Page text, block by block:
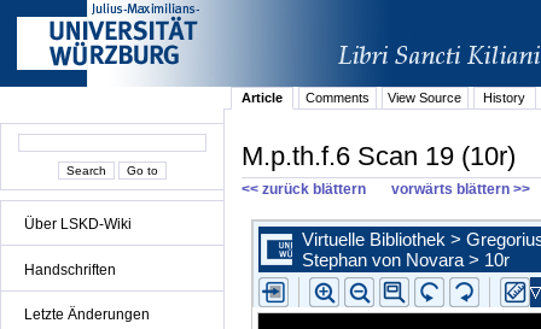
Über LSKD-Wiki
Handschriften
Letzte Änderungen
Article Comments View Source History
M.p.th.f.6 Scan 19 (10r)
<< zurück blättern vorwärts blättern >>